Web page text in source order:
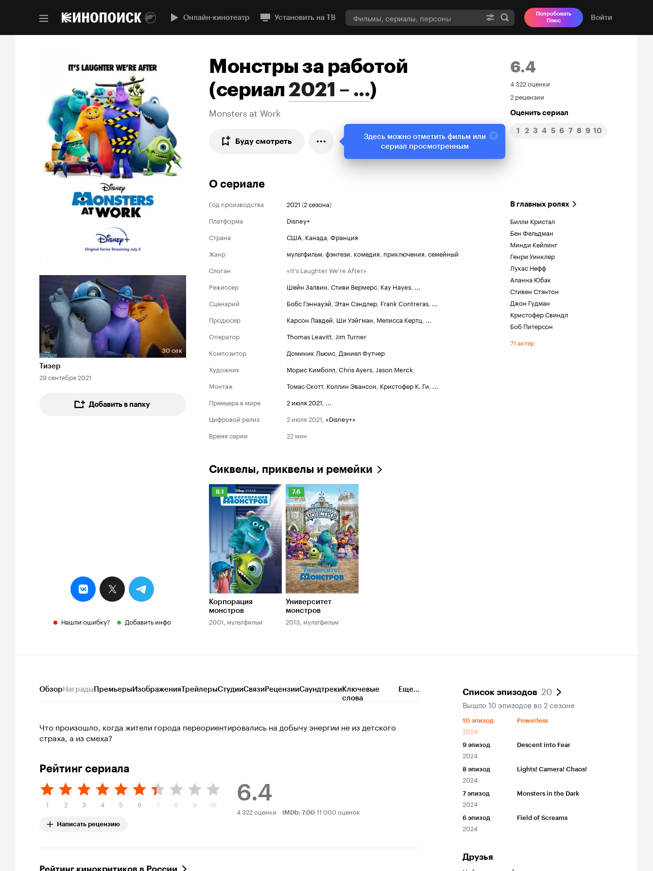
Онлайн-кинотеатр Установить на ТВ
Попробовать
Плюс
Войти
Длительность 30 сек
30 сек
Тизер
29 сентября 2021
Добавить в папку
Нашли ошибку? Добавить инфо
Монстры за работой
(сериал2021 – ...)
Monsters at Work
Буду смотреть
6.4
Рейтинг
Кинопоиска
6.4
4 322 оценки
2 рецензии
Оценить сериал
1 2 3 4 5 6 7 8 9 10
О сериале
Год производства 2021 (2 сезона)
Платформа
Disney+
Страна
США, Канада, Франция
Жанр
мультфильм, фэнтези, комедия, приключения, семейный
Слоган
«It's Laughter We're After»
Режиссер
Шейн Залвин, Стиви Вермерс, Kay Hayes, ...
Сценарий
Бобс Гэннауэй, Этан Сэндлер, Frank Contreras, ...
Продюсер
Карсон Лавдей, Ши Уэйгман, Мелисса Кертц, ...
Оператор
Thomas Leavitt, Jim Turner
Композитор
Доминик Льюис, Дэниел Футчер
Художник
Морис Кимболл, Chris Ayers, Jason Merck
Монтаж
Томас Скотт, Коллин Эвансон, Кристофер К. Ги, ...
Премьера в мире
2 июля 2021, ...
Цифровой релиз
2 июля 2021, «Disney+»
Время серии
22 мин
В главных ролях
Билли Кристал
Бен Фельдман
Минди Кейлинг
Генри Уинклер
Лукас Нефф
Аланна Юбак
Стивен Стэнтон
Джон Гудман
Кристофер Свиндл
Боб Питерсон
71 актер
Сиквелы, приквелы и ремейки
Рейтинг
Кинопоиска
8.1
Корпорация
монстров
2001, мультфильм
Рейтинг
Кинопоиска
7.6
7.6
Университет
монстров
2013, мультфильм
ОбзорНаградыПремьерыИзображенияТрейлерыСтудииСвязиРецензииСаундтрекиКлючевые
слова
Еще...
Что произошло, когда жители города переориентировались на добычу энергии не из детского
страха, а из смеха?
Рейтинг сериала
1 2 3 4 5 6 7 8 9 10
Написать рецензию
6.4
Рейтинг
4 322 оценки IMDb: 7.00 11 000 оценок
Список эпизодов 20
Вышло 10 эпизодов во 2 сезоне
10 эпизод
2024
Powerless
9 эпизод
2024
Descent into Fear
8 эпизод
2024
Lights! Camera! Chaos!
7 эпизод
2024
Monsters in the Dark
6 эпизод
2024
Field of Screams
Друзья
Здесь можно отметить фильм или
сериал просмотренным